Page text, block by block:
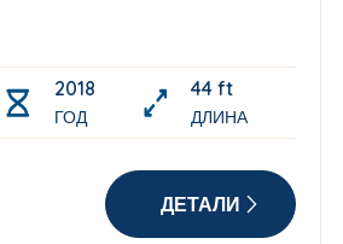
2018
ГОД
44 ft
ДЛИНА
ДЕТАЛИ